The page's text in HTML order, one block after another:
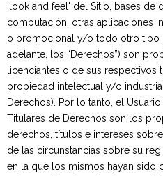
'look and feel' del Sitio, bases de
computación, otras aplicaciones
o promocional y/o todo otro tipo
adelante, los “Derechos”) son
licenciantes o de sus
propiedad intelectual y/o
Derechos). Por lo tanto, el
Titulares de Derechos son los
derechos, títulos e intereses
de las circunstancias sobre su
en la que los mismos hayan sido